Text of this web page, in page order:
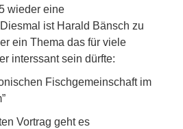
wieder eine
ist Harald Bänsch zu
ein Thema das für viele
interssant sein dürfte:
Fischgemeinschaft im
Vortrag geht es